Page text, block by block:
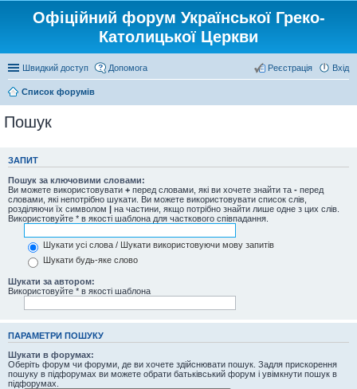
Офіційний форум Української Греко-
Католицької Церкви
Швидкий доступ Допомога Вхід
Реєстрація
Список форумів
Пошук
ЗАПИТ
Пошук за ключовими словами:
Ви можете використовувати + перед словами, які ви хочете знайти та - перед
словами, які непотрібно шукати. Ви можете використовувати список слів,
розділяючи їх символом | на частини, якщо потрібно знайти лише одне з цих слів.
Використовуйте * в якості шаблона для часткового співпадання.
Шукати усі слова / Шукати використовуючи мову запитів
Шукати будь-яке слово
Шукати за автором:
Використовуйте * в якості шаблона
ПАРАМЕТРИ ПОШУКУ
Шукати в форумах:
Оберіть форум чи форуми, де ви хочете здійснювати пошук. Задля прискорення
пошуку в підфорумах ви можете обрати батьківський форум і увімкнути пошук в
підфорумах.